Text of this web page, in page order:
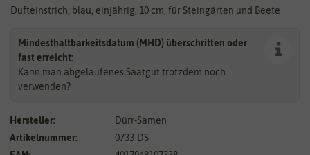
Dufteinstrich, blau, einjährig, 10 cm, für Steingärten und Beete
Mindesthaltbarkeitsdatum (MHD) überschritten oder
fast erreicht:
Kann man abgelaufenes Saatgut trotzdem noch
verwenden?
Hersteller:
Dürr-Samen
Artikelnummer:
0733-DS